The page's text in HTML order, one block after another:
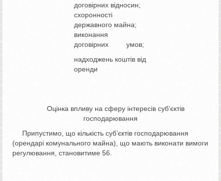
договірних відносин;
схоронності
державного майна;
виконання
договірних умов;
надходжень коштів від
оренди
Оцінка впливу на сферу інтересів суб’єктів
господарювання
Припустимо, що кількість суб’єктів господарювання
(орендарі комунального майна), що мають виконати вимоги
регулювання, становитиме 56.